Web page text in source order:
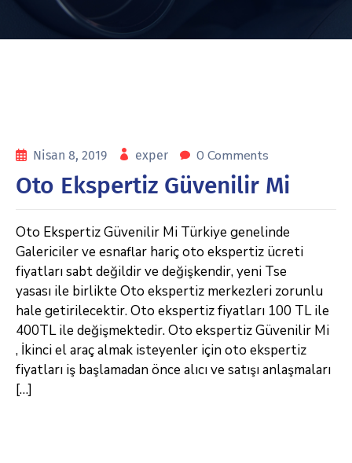
Nisan 8, 2019 exper 0 Comments
Oto Ekspertiz Güvenilir Mi
Oto Ekspertiz Güvenilir Mi Türkiye genelinde
Galericiler ve esnaflar hariç oto ekspertiz ücreti
fiyatları sabt değildir ve değişkendir, yeni Tse
yasası ile birlikte Oto ekspertiz merkezleri zorunlu
hale getirilecektir. Oto ekspertiz fiyatları 100 TL ile
400TL ile değişmektedir. Oto ekspertiz Güvenilir Mi
, İkinci el araç almak isteyenler için oto ekspertiz
fiyatları iş başlamadan önce alıcı ve satışı anlaşmaları
[…]